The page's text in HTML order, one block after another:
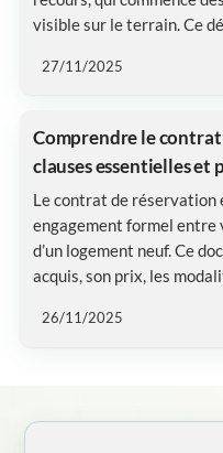
visible sur le terrain. Ce
27/11/2025
Comprendre le contrat
clauses essentielles et
Le contrat de réservation
engagement formel entre
d’un logement neuf. Ce
acquis, son prix, les
26/11/2025